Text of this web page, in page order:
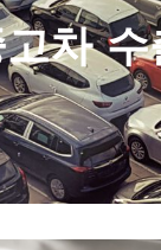
차 수
이렉트로 중고차
딜러에게 차를 파
을 받으실 수 있습니
GO